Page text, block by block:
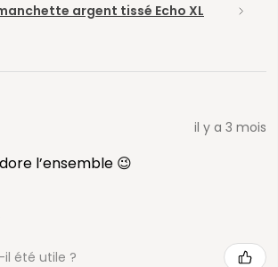
argent tissé Echo XL
il y a 3 mois
l’ensemble 😉
été utile ?